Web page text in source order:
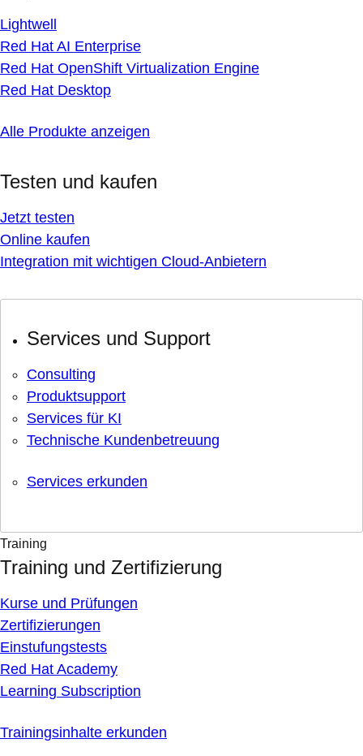
Lightwell
Red Hat AI Enterprise
Red Hat OpenShift Virtualization Engine
Red Hat Desktop
Alle Produkte anzeigen
Testen und kaufen
Jetzt testen
Online kaufen
Integration mit wichtigen Cloud-Anbietern
Services und Support
Consulting
Produktsupport
Services für KI
Technische Kundenbetreuung
Services erkunden
Training
Training und Zertifizierung
Kurse und Prüfungen
Zertifizierungen
Einstufungstests
Red Hat Academy
Learning Subscription
Trainingsinhalte erkunden